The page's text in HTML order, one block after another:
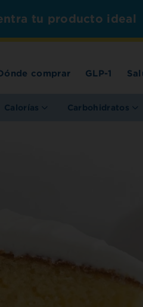
tu producto ideal
comprar GLP-1
Calorías Carbohidratos